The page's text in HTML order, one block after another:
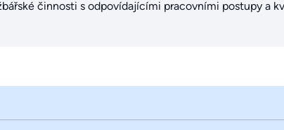
činnosti s odpovídajícími pracovními postupy a